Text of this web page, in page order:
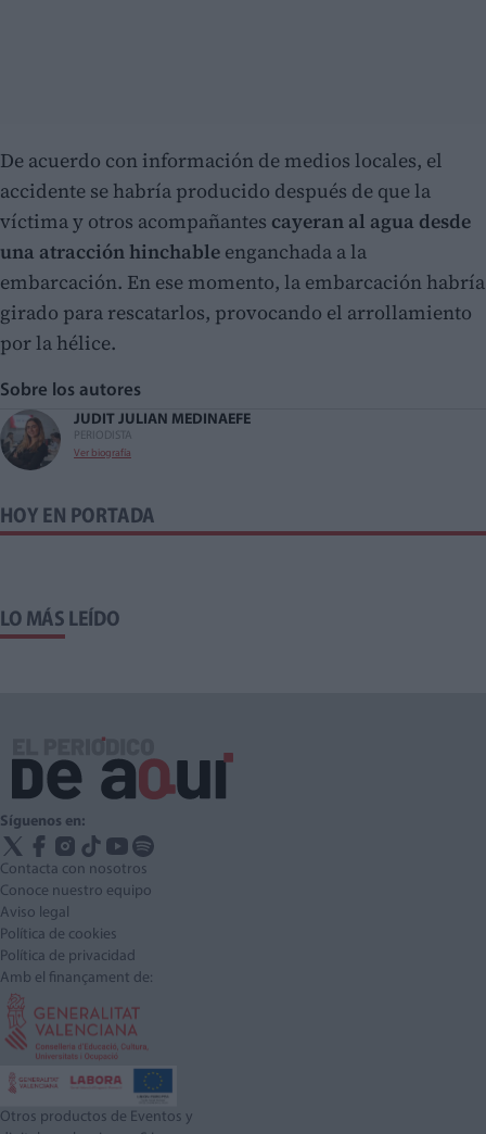
De acuerdo con información de medios locales, el
accidente se habría producido después de que la
víctima y otros acompañantes cayeran al agua desde
una atracción hinchable enganchada a la
embarcación. En ese momento, la embarcación habría
girado para rescatarlos, provocando el arrollamiento
por la hélice.
Sobre los autores
JUDIT JULIAN MEDINA
PERIODISTA
Ver biografía
EFE
HOY EN PORTADA
LO MÁS LEÍDO
Síguenos en:
Contacta con nosotros
Conoce nuestro equipo
Aviso legal
Política de cookies
Política de privacidad
Amb el finançament de:
Otros productos de Eventos y